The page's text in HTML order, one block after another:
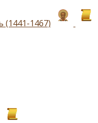
(1441-1467)